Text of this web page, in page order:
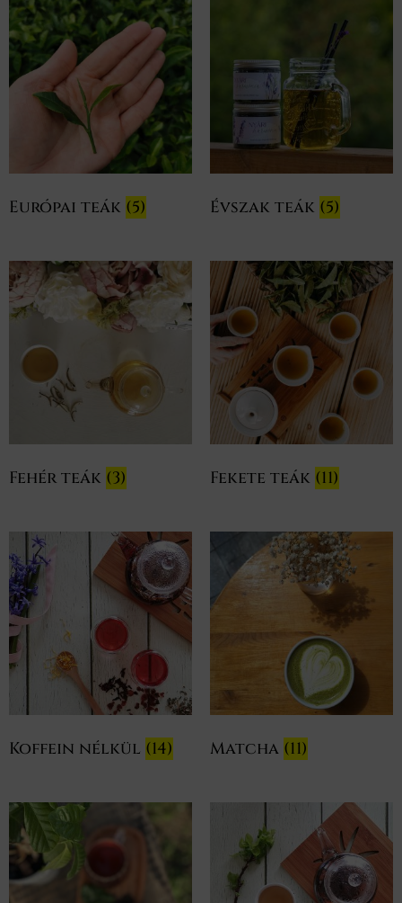
Európai teák (5) Évszak teák (5)
Fehér teák (3) Fekete teák (11)
Koffein nélkül (14) Matcha (11)